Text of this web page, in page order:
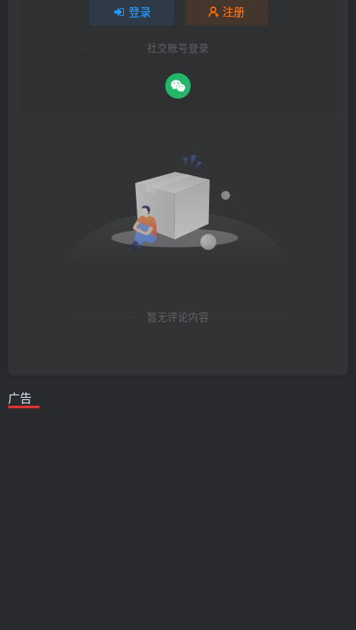
登录 注册
社交账号登录
暂无评论内容
广告